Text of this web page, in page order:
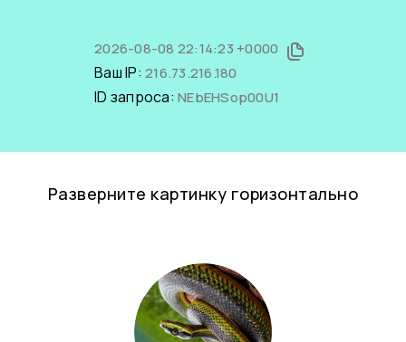
2026-08-08 22:14:23 +0000
Ваш IP: 216.73.216.180
ID запроса: NEbEHSop00U1
Разверните картинку горизонтально